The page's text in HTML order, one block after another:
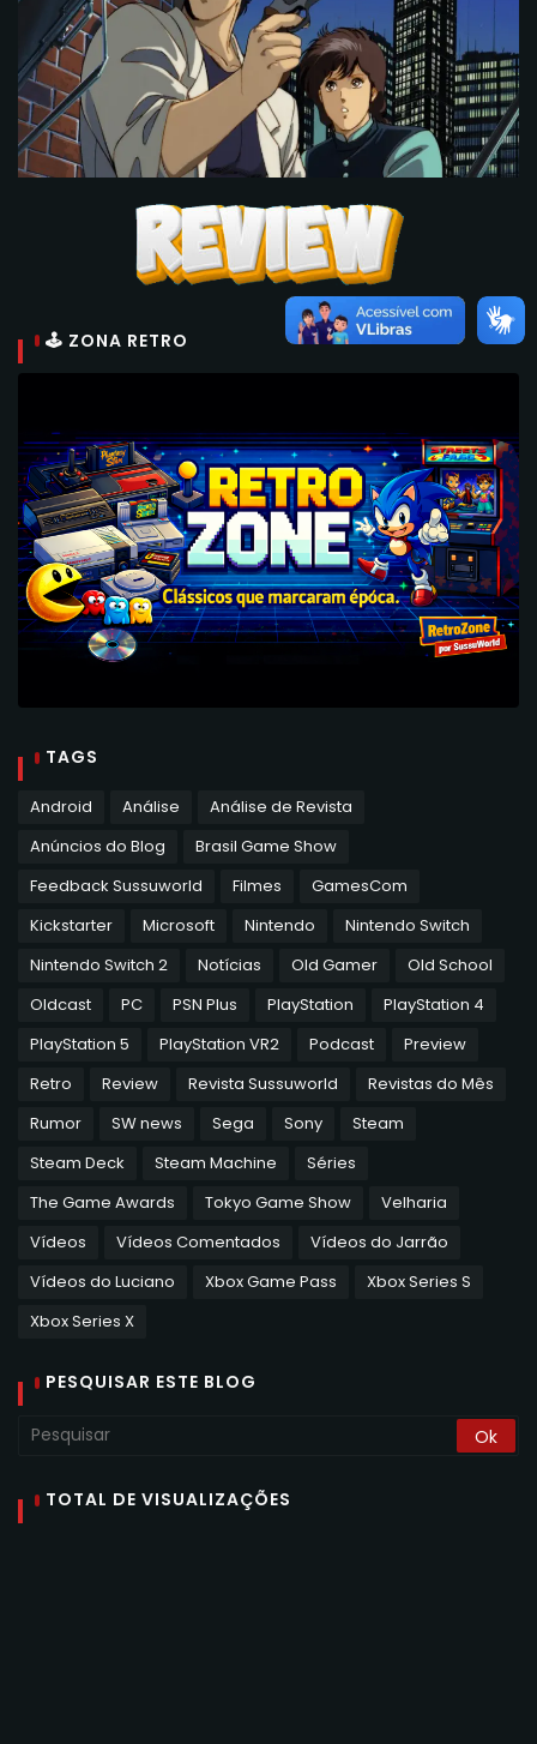
🕹 ZONA RETRO
TAGS
Android Análise
Análise de Revista
Anúncios do Blog
Brasil Game Show
Feedback Sussuworld
Filmes
GamesCom
Kickstarter
Microsoft Nintendo
Nintendo Switch
Nintendo Switch 2
Notícias Old Gamer
Old School
Oldcast
PC PSN Plus PlayStation
PlayStation 4
PlayStation 5
PlayStation VR2 Podcast
Preview
Retro
Review Revista Sussuworld
Revistas do Mês
Rumor
SW news Sega Sony
Steam
Steam Deck
Steam Machine
Séries
The Game Awards
Tokyo Game Show
Velharia
Vídeos
Vídeos Comentados
Vídeos do Jarrão
Vídeos do Luciano
Xbox Game Pass
Xbox Series S
Xbox Series X
PESQUISAR ESTE BLOG
TOTAL DE VISUALIZAÇÕES